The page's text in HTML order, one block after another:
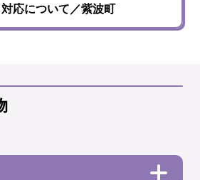
応について／紫波町